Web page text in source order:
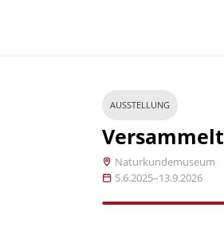
AUSSTELLUNG
Versammelt
Naturkundemuseum
5.6.2025–13.9.2026